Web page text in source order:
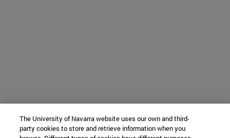
The University of Navarra website uses our own and third-
party cookies to store and retrieve information when you